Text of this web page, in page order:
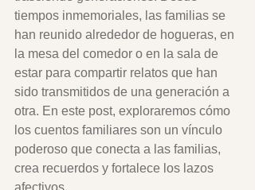
tiempos inmemoriales, las familias se
han reunido alrededor de hogueras, en
la mesa del comedor o en la sala de
estar para compartir relatos que han
sido transmitidos de una generación a
otra. En este post, exploraremos cómo
los cuentos familiares son un vínculo
poderoso que conecta a las familias,
crea recuerdos y fortalece los lazos
afectivos.